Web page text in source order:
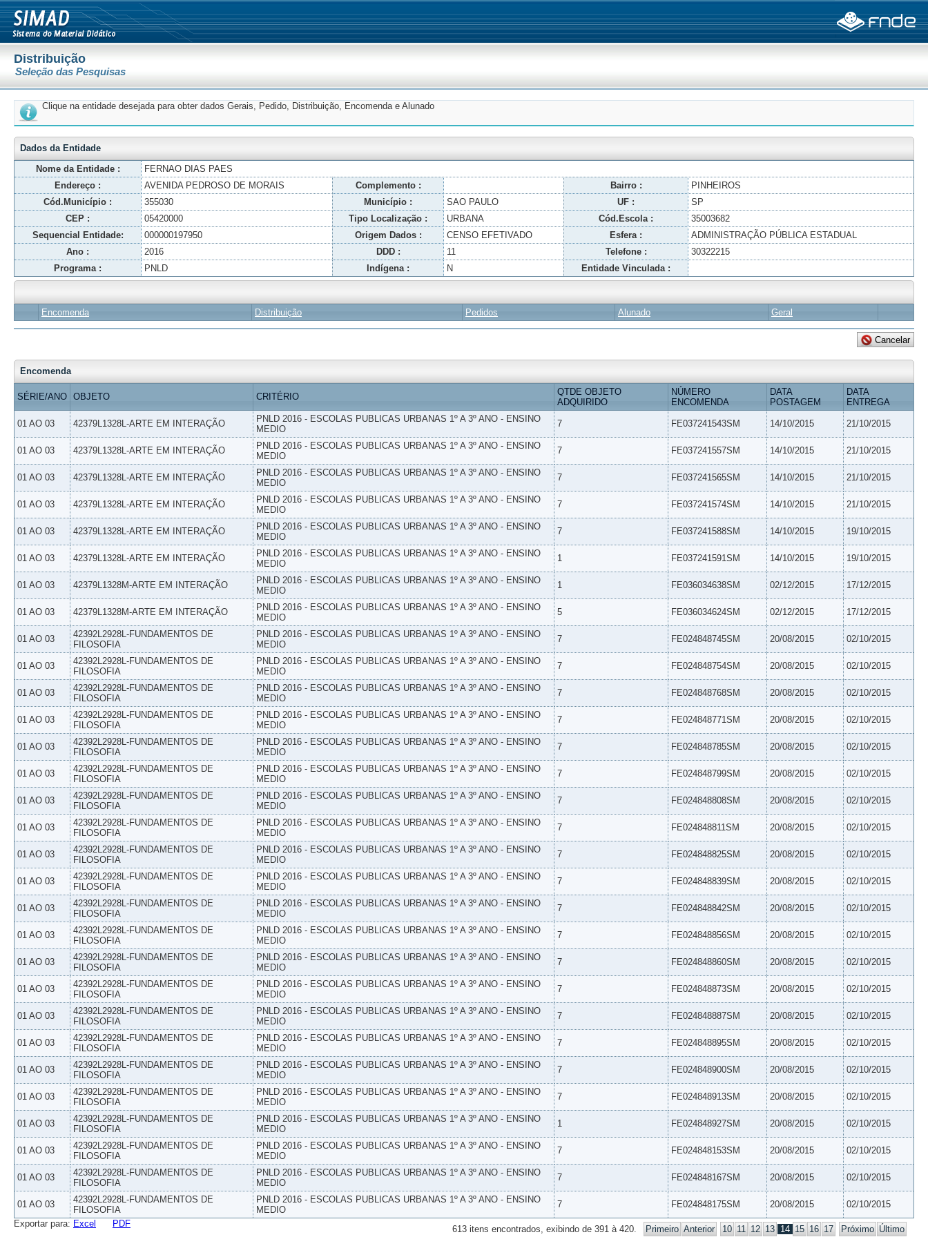
Distribuição
Seleção das Pesquisas
Clique na entidade desejada para obter dados Gerais, Pedido, Distribuição, Encomenda e Alunado
Dados da Entidade
Nome da Entidade :
FERNAO DIAS PAES
Endereço :
AVENIDA PEDROSO DE MORAIS Complemento : Bairro :
PINHEIROS
Cód.Município :
355030 Município : SAO PAULO UF :
SP
CEP :
05420000 Tipo Localização : URBANA Cód.Escola :
35003682
Sequencial Entidade:
000000197950 Origem Dados : CENSO EFETIVADO Esfera :
ADMINISTRAÇÃO PÚBLICA ESTADUAL
Ano :
2016 DDD : 11 Telefone :
30322215
Programa :
PNLD Indígena : N Entidade Vinculada :
Encomenda Distribuição Pedidos Alunado Geral
Encomenda
SÉRIE/ANO OBJETO CRITÉRIO
QTDE OBJETO
ADQUIRIDO
NÚMERO
ENCOMENDA
DATA
POSTAGEM
DATA
ENTREGA
01 AO 03 42379L1328L-ARTE EM INTERAÇÃO
PNLD 2016 - ESCOLAS PUBLICAS URBANAS 1º A 3º ANO - ENSINO
MEDIO
7 FE037241543SM 14/10/2015 21/10/2015
01 AO 03 42379L1328L-ARTE EM INTERAÇÃO
PNLD 2016 - ESCOLAS PUBLICAS URBANAS 1º A 3º ANO - ENSINO
MEDIO
7 FE037241557SM 14/10/2015 21/10/2015
01 AO 03 42379L1328L-ARTE EM INTERAÇÃO
PNLD 2016 - ESCOLAS PUBLICAS URBANAS 1º A 3º ANO - ENSINO
MEDIO
7 FE037241565SM 14/10/2015 21/10/2015
01 AO 03 42379L1328L-ARTE EM INTERAÇÃO
PNLD 2016 - ESCOLAS PUBLICAS URBANAS 1º A 3º ANO - ENSINO
MEDIO
7 FE037241574SM 14/10/2015 21/10/2015
01 AO 03 42379L1328L-ARTE EM INTERAÇÃO
PNLD 2016 - ESCOLAS PUBLICAS URBANAS 1º A 3º ANO - ENSINO
MEDIO
7 FE037241588SM 14/10/2015 19/10/2015
01 AO 03 42379L1328L-ARTE EM INTERAÇÃO
PNLD 2016 - ESCOLAS PUBLICAS URBANAS 1º A 3º ANO - ENSINO
MEDIO
1 FE037241591SM 14/10/2015 19/10/2015
01 AO 03 42379L1328M-ARTE EM INTERAÇÃO
PNLD 2016 - ESCOLAS PUBLICAS URBANAS 1º A 3º ANO - ENSINO
MEDIO
1 FE036034638SM 02/12/2015 17/12/2015
01 AO 03 42379L1328M-ARTE EM INTERAÇÃO
PNLD 2016 - ESCOLAS PUBLICAS URBANAS 1º A 3º ANO - ENSINO
MEDIO
5 FE036034624SM 02/12/2015 17/12/2015
01 AO 03
42392L2928L-FUNDAMENTOS DE
FILOSOFIA
PNLD 2016 - ESCOLAS PUBLICAS URBANAS 1º A 3º ANO - ENSINO
MEDIO
7 FE024848745SM 20/08/2015 02/10/2015
01 AO 03
42392L2928L-FUNDAMENTOS DE
FILOSOFIA
PNLD 2016 - ESCOLAS PUBLICAS URBANAS 1º A 3º ANO - ENSINO
MEDIO
7 FE024848754SM 20/08/2015 02/10/2015
01 AO 03
42392L2928L-FUNDAMENTOS DE
FILOSOFIA
PNLD 2016 - ESCOLAS PUBLICAS URBANAS 1º A 3º ANO - ENSINO
MEDIO
7 FE024848768SM 20/08/2015 02/10/2015
01 AO 03
42392L2928L-FUNDAMENTOS DE
FILOSOFIA
PNLD 2016 - ESCOLAS PUBLICAS URBANAS 1º A 3º ANO - ENSINO
MEDIO
7 FE024848771SM 20/08/2015 02/10/2015
01 AO 03
42392L2928L-FUNDAMENTOS DE
FILOSOFIA
PNLD 2016 - ESCOLAS PUBLICAS URBANAS 1º A 3º ANO - ENSINO
MEDIO
7 FE024848785SM 20/08/2015 02/10/2015
01 AO 03
42392L2928L-FUNDAMENTOS DE
FILOSOFIA
PNLD 2016 - ESCOLAS PUBLICAS URBANAS 1º A 3º ANO - ENSINO
MEDIO
7 FE024848799SM 20/08/2015 02/10/2015
01 AO 03
42392L2928L-FUNDAMENTOS DE
FILOSOFIA
PNLD 2016 - ESCOLAS PUBLICAS URBANAS 1º A 3º ANO - ENSINO
MEDIO
7 FE024848808SM 20/08/2015 02/10/2015
01 AO 03
42392L2928L-FUNDAMENTOS DE
FILOSOFIA
PNLD 2016 - ESCOLAS PUBLICAS URBANAS 1º A 3º ANO - ENSINO
MEDIO
7 FE024848811SM 20/08/2015 02/10/2015
01 AO 03
42392L2928L-FUNDAMENTOS DE
FILOSOFIA
PNLD 2016 - ESCOLAS PUBLICAS URBANAS 1º A 3º ANO - ENSINO
MEDIO
7 FE024848825SM 20/08/2015 02/10/2015
01 AO 03
42392L2928L-FUNDAMENTOS DE
FILOSOFIA
PNLD 2016 - ESCOLAS PUBLICAS URBANAS 1º A 3º ANO - ENSINO
MEDIO
7 FE024848839SM 20/08/2015 02/10/2015
01 AO 03
42392L2928L-FUNDAMENTOS DE
FILOSOFIA
PNLD 2016 - ESCOLAS PUBLICAS URBANAS 1º A 3º ANO - ENSINO
MEDIO
7 FE024848842SM 20/08/2015 02/10/2015
01 AO 03
42392L2928L-FUNDAMENTOS DE
FILOSOFIA
PNLD 2016 - ESCOLAS PUBLICAS URBANAS 1º A 3º ANO - ENSINO
MEDIO
7 FE024848856SM 20/08/2015 02/10/2015
01 AO 03
42392L2928L-FUNDAMENTOS DE
FILOSOFIA
PNLD 2016 - ESCOLAS PUBLICAS URBANAS 1º A 3º ANO - ENSINO
MEDIO
7 FE024848860SM 20/08/2015 02/10/2015
01 AO 03
42392L2928L-FUNDAMENTOS DE
FILOSOFIA
PNLD 2016 - ESCOLAS PUBLICAS URBANAS 1º A 3º ANO - ENSINO
MEDIO
7 FE024848873SM 20/08/2015 02/10/2015
01 AO 03
42392L2928L-FUNDAMENTOS DE
FILOSOFIA
PNLD 2016 - ESCOLAS PUBLICAS URBANAS 1º A 3º ANO - ENSINO
MEDIO
7 FE024848887SM 20/08/2015 02/10/2015
01 AO 03
42392L2928L-FUNDAMENTOS DE
FILOSOFIA
PNLD 2016 - ESCOLAS PUBLICAS URBANAS 1º A 3º ANO - ENSINO
MEDIO
7 FE024848895SM 20/08/2015 02/10/2015
01 AO 03
42392L2928L-FUNDAMENTOS DE
FILOSOFIA
PNLD 2016 - ESCOLAS PUBLICAS URBANAS 1º A 3º ANO - ENSINO
MEDIO
7 FE024848900SM 20/08/2015 02/10/2015
01 AO 03
42392L2928L-FUNDAMENTOS DE
FILOSOFIA
PNLD 2016 - ESCOLAS PUBLICAS URBANAS 1º A 3º ANO - ENSINO
MEDIO
7 FE024848913SM 20/08/2015 02/10/2015
01 AO 03
42392L2928L-FUNDAMENTOS DE
FILOSOFIA
PNLD 2016 - ESCOLAS PUBLICAS URBANAS 1º A 3º ANO - ENSINO
MEDIO
1 FE024848927SM 20/08/2015 02/10/2015
01 AO 03
42392L2928L-FUNDAMENTOS DE
FILOSOFIA
PNLD 2016 - ESCOLAS PUBLICAS URBANAS 1º A 3º ANO - ENSINO
MEDIO
7 FE024848153SM 20/08/2015 02/10/2015
01 AO 03
42392L2928L-FUNDAMENTOS DE
FILOSOFIA
PNLD 2016 - ESCOLAS PUBLICAS URBANAS 1º A 3º ANO - ENSINO
MEDIO
7 FE024848167SM 20/08/2015 02/10/2015
01 AO 03
42392L2928L-FUNDAMENTOS DE
FILOSOFIA
PNLD 2016 - ESCOLAS PUBLICAS URBANAS 1º A 3º ANO - ENSINO
MEDIO
7 FE024848175SM 20/08/2015 02/10/2015
613 itens encontrados, exibindo de 391 à 420. Primeiro Anterior 10 11 12 13 14 15 16 17 Próximo Último
Exportar para: Excel PDF